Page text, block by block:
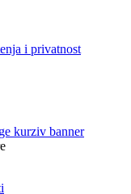
i privatnost